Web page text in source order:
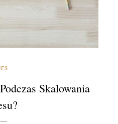
Skalowania